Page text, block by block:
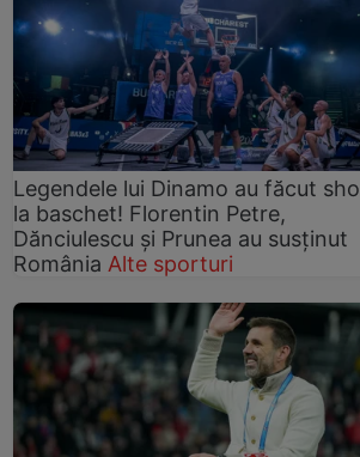
Legendele lui Dinamo au făcut
la baschet! Florentin Petre,
Dănciulescu și Prunea au susținut
România Alte sporturi